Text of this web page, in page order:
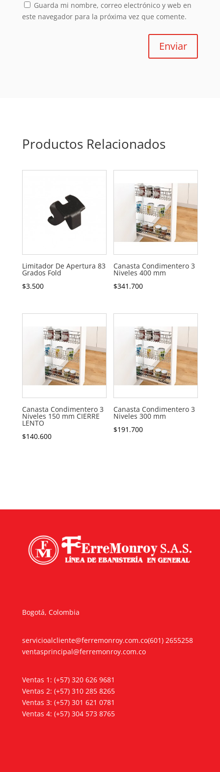
Guarda mi nombre, correo electrónico y web en
este navegador para la próxima vez que comente.
Enviar
Productos Relacionados
Limitador De Apertura 83
Grados Fold
$3.500
Canasta Condimentero 3
Niveles 400 mm
$341.700
Canasta Condimentero 3
Niveles 150 mm CIERRE
LENTO
$140.600
Canasta Condimentero 3
Niveles 300 mm
$191.700
Bogotá, Colombia
servicioalcliente@ferremonroy.com.co
ventasprincipal@ferremonroy.com.co
(601) 2655258
Ventas 1: (+57) 320 626 9681
Ventas 2: (+57) 310 285 8265
Ventas 3: (+57) 301 621 0781
Ventas 4: (+57) 304 573 8765